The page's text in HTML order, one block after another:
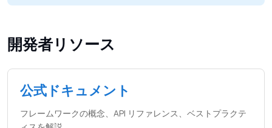
開発者リソース
公式ドキュメント
フレームワークの概念、API リファレンス、ベストプラクテ